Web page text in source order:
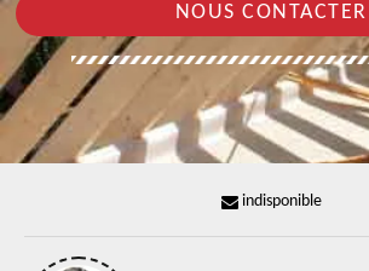
NOUS CONTACTER
indisponible